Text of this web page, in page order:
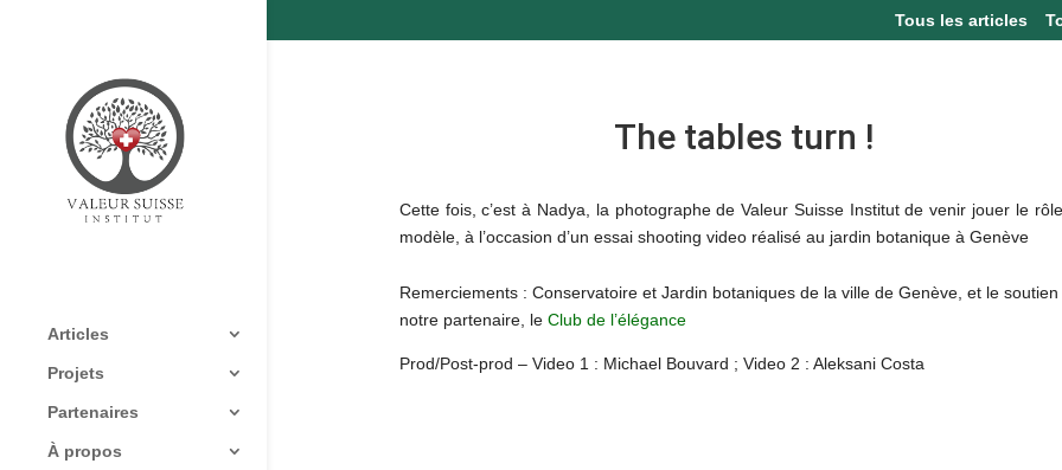
Tous les articles
Articles
Projets
Partenaires
À propos
The tables turn !
Cette fois, c’est à Nadya, la photographe de Valeur Suisse Institut de venir jouer le
modèle, à l’occasion d’un essai shooting video réalisé au jardin botanique à Genève
Remerciements : Conservatoire et Jardin botaniques de la ville de Genève, et le soutien
notre partenaire, le Club de l’élégance
Prod/Post-prod – Video 1 : Michael Bouvard ; Video 2 : Aleksani Costa